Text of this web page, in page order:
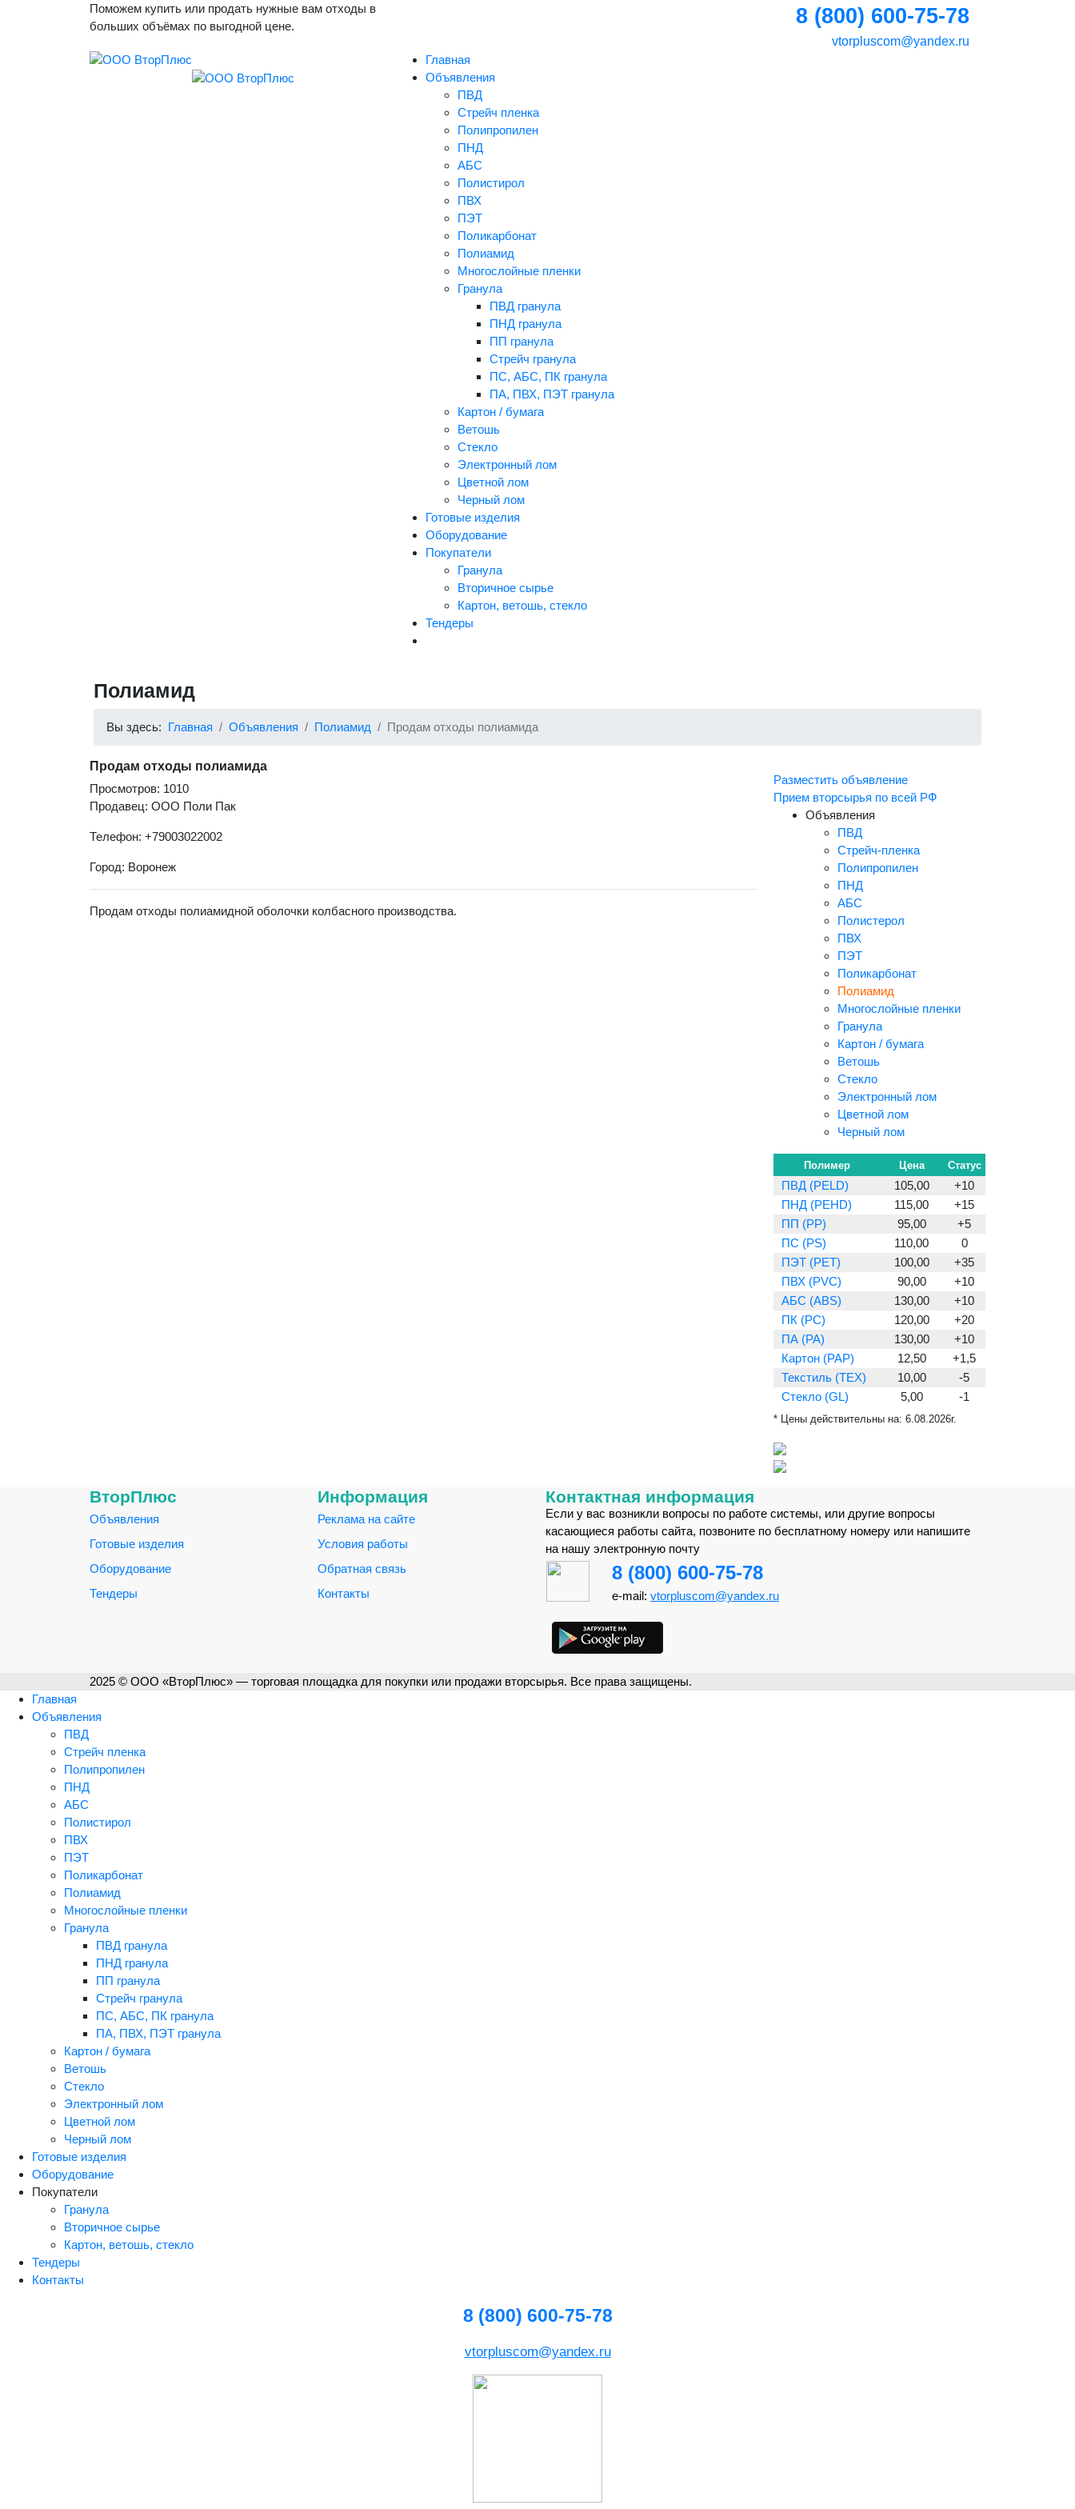
Поможем купить или продать нужные вам отходы в
больших объёмах по выгодной цене.
8 (800) 600-75-78
vtorpluscom@yandex.ru
Главная
Объявления
ПВД
Стрейч пленка
Полипропилен
ПНД
АБС
Полистирол
ПВХ
ПЭТ
Поликарбонат
Полиамид
Многослойные пленки
Гранула
ПВД гранула
ПНД гранула
ПП гранула
Стрейч гранула
ПС, АБС, ПК гранула
ПА, ПВХ, ПЭТ гранула
Картон / бумага
Ветошь
Стекло
Электронный лом
Цветной лом
Черный лом
Готовые изделия
Оборудование
Покупатели
Гранула
Вторичное сырье
Картон, ветошь, стекло
Тендеры
Полиамид
Вы здесь: Главная Объявления Полиамид Продам отходы полиамида
Продам отходы полиамида
Просмотров: 1010
Продавец: ООО Поли Пак
Телефон: +79003022002
Город: Воронеж
Продам отходы полиамидной оболочки колбасного производства.
Разместить объявление
Прием вторсырья по всей РФ
Объявления
ПВД
Стрейч-пленка
Полипропилен
ПНД
АБС
Полистерол
ПВХ
ПЭТ
Поликарбонат
Полиамид
Многослойные пленки
Гранула
Картон / бумага
Ветошь
Стекло
Электронный лом
Цветной лом
Черный лом
Полимер Цена Статус
ПВД (PELD) 105,00
+10
ПНД (PEHD)
115,00
+15
ПП (PP)
95,00
+5
ПС (PS)
110,00
0
ПЭТ (PET)
100,00
+35
ПВХ (PVC)
90,00
+10
АБС (ABS)
130,00
+10
ПК (PC)
120,00
+20
ПА (PA)
130,00
+10
Картон (PAP)
12,50
+1,5
Текстиль (TEX)
10,00
-5
Стекло (GL)
5,00 -1
* Цены действительны на: 6.08.2026г.
ВторПлюс
Объявления
Готовые изделия
Оборудование
Тендеры
Информация
Реклама на сайте
Условия работы
Обратная связь
Контакты
Контактная информация
Если у вас возникли вопросы по работе системы, или другие вопросы
касающиеся работы сайта, позвоните по бесплатному номеру или напишите
на нашу электронную почту
8 (800) 600-75-78
e-mail: vtorpluscom@yandex.ru
2025 © ООО «ВторПлюс» — торговая площадка для покупки или продажи вторсырья. Все права защищены.
Главная
Объявления
ПВД
Стрейч пленка
Полипропилен
ПНД
АБС
Полистирол
ПВХ
ПЭТ
Поликарбонат
Полиамид
Многослойные пленки
Гранула
ПВД гранула
ПНД гранула
ПП гранула
Стрейч гранула
ПС, АБС, ПК гранула
ПА, ПВХ, ПЭТ гранула
Картон / бумага
Ветошь
Стекло
Электронный лом
Цветной лом
Черный лом
Готовые изделия
Оборудование
Покупатели
Гранула
Вторичное сырье
Картон, ветошь, стекло
Тендеры
Контакты
8 (800) 600-75-78
vtorpluscom@yandex.ru